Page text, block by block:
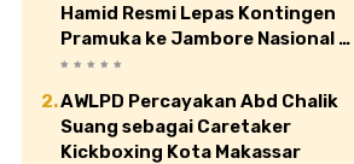
Hamid Resmi Lepas Kontingen
Pramuka ke Jambore Nasional XII
di Cibubur
AWLPD Percayakan Abd Chalik
Suang sebagai Caretaker
Kickboxing Kota Makassar